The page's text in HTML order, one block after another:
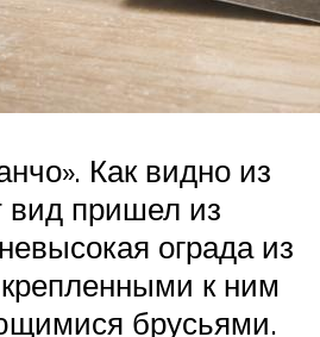
Как видно из
вид пришел из
ограда из
к ним
брусьями.